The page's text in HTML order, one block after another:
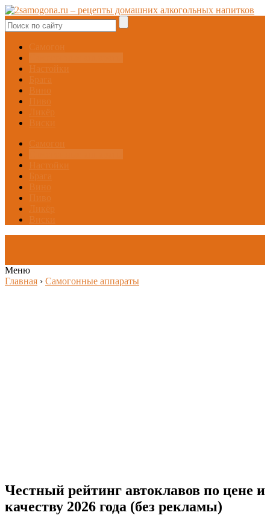
Самогон
Настойки
Брага
Вино
Пиво
Ликёр
Виски
Самогон
Настойки
Брага
Вино
Пиво
Ликёр
Виски
Меню
Главная › Самогонные аппараты
Честный рейтинг автоклавов по цене и
качеству 2026 года (без рекламы)